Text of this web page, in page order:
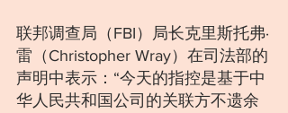
联邦调查局（FBI）局长克里斯托弗·
雷（Christopher Wray）在司法部的
声明中表示：“今天的指控是基于中
华人民共和国公司的关联方不遗余